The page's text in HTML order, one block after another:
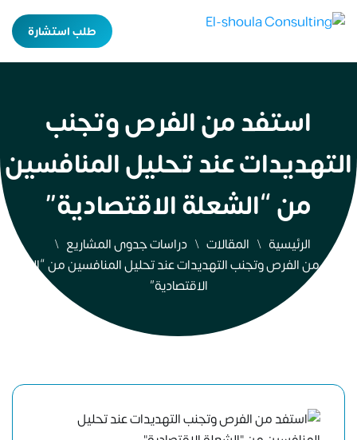
طلب استشارة
استفد من الفرص وتجنب
التهديدات عند تحليل المنافسين
من “الشعلة الاقتصادية”
الرئيسية المقالات
دراسات جدوى المشاريع
استفد من الفرص وتجنب التهديدات عند تحليل المنافسين من “الشعلة
الاقتصادية”